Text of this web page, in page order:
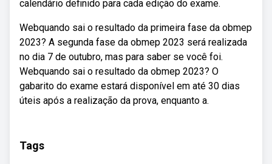
calendário definido para cada edição do exame.
Webquando sai o resultado da primeira fase da obmep
2023? A segunda fase da obmep 2023 será realizada
no dia 7 de outubro, mas para saber se você foi.
Webquando sai o resultado da obmep 2023? O
gabarito do exame estará disponível em até 30 dias
úteis após a realização da prova, enquanto a.
Tags